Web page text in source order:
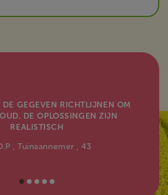
DE GEGEVEN RICHTLIJNEN OM
DE OPLOSSINGEN ZIJN
REALISTISCH
, Tuinaannemer , 43